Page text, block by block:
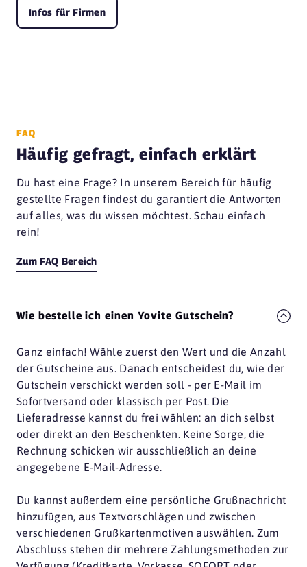
Infos für Firmen
FAQ
Häufig gefragt, einfach erklärt
Du hast eine Frage? In unserem Bereich für häufig
gestellte Fragen findest du garantiert die Antworten
auf alles, was du wissen möchtest. Schau einfach
rein!
Zum FAQ Bereich
Wie bestelle ich einen Yovite Gutschein?
Ganz einfach! Wähle zuerst den Wert und die Anzahl
der Gutscheine aus. Danach entscheidest du, wie der
Gutschein verschickt werden soll - per E-Mail im
Sofortversand oder klassisch per Post. Die
Lieferadresse kannst du frei wählen: an dich selbst
oder direkt an den Beschenkten. Keine Sorge, die
Rechnung schicken wir ausschließlich an deine
angegebene E-Mail-Adresse.
Du kannst außerdem eine persönliche Grußnachricht
hinzufügen, aus Textvorschlägen und zwischen
verschiedenen Grußkartenmotiven auswählen. Zum
Abschluss stehen dir mehrere Zahlungsmethoden zur